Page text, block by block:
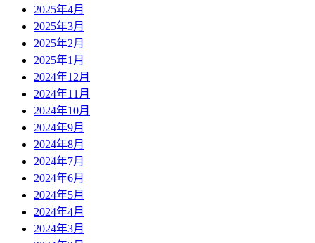
2025年4月
2025年3月
2025年2月
2025年1月
2024年12月
2024年11月
2024年10月
2024年9月
2024年8月
2024年7月
2024年6月
2024年5月
2024年4月
2024年3月